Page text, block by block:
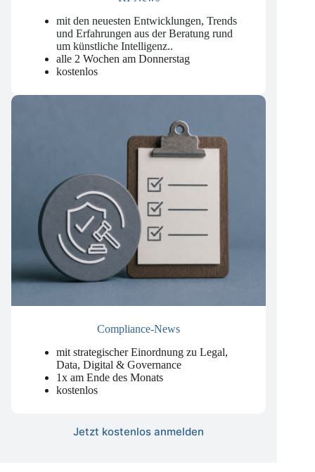
mit den neuesten Entwicklungen, Trends
und Erfahrungen aus der Beratung rund
um künstliche Intelligenz..
alle 2 Wochen am Donnerstag
mit strategischer Einordnung zu Legal,
Data, Digital & Governance
1x am Ende des Monats